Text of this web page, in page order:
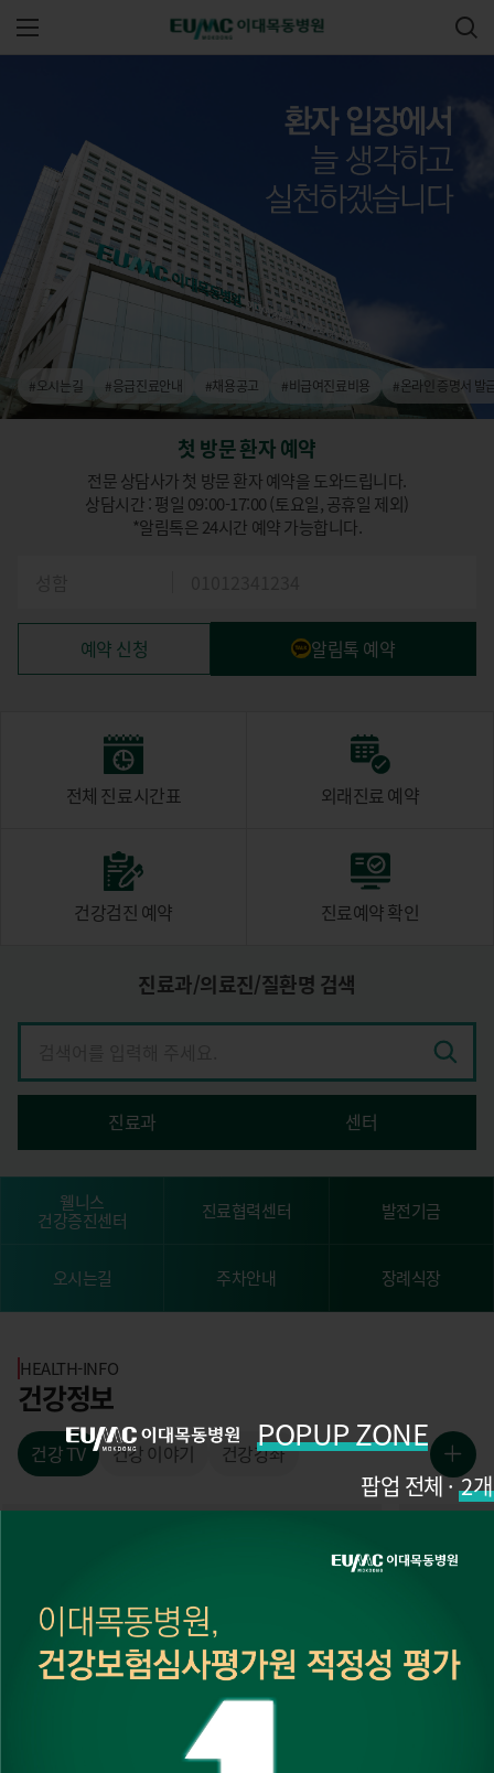
POPUP ZONE
팝업 전체 ·2개
#오시는길 #응급진료안내 #채용공고 #비급여진료비용 #온라인 증명서 발
첫 방문 환자 예약
전문 상담사가 첫 방문 환자 예약을 도와드립니다.
상담시간 : 평일 09:00-17:00 (토요일, 공휴일 제외)
*알림톡은 24시간 예약 가능합니다.
예약 신청 알림톡 예약
전체 진료시간표 외래진료 예약
건강검진 예약 진료예약 확인
진료과/의료진/질환명 검색
검
색
진료과 센터
웰니스
건강증진센터
진료협력센터 발전기금
오시는길 주차안내 장례식장
HEALTH-INFO
건강정보
건강 TV 건강 이야기 건강강좌
생리량이 갑자기 많아졌다면? 자궁내막암
체감